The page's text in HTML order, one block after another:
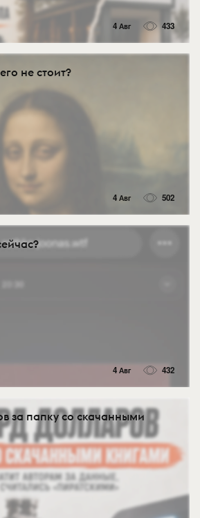
4 Авг 433
не стоит?
4 Авг 502
4 Авг 432
за папку со скачанными